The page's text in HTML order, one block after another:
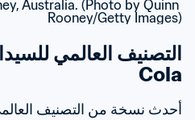
Cola